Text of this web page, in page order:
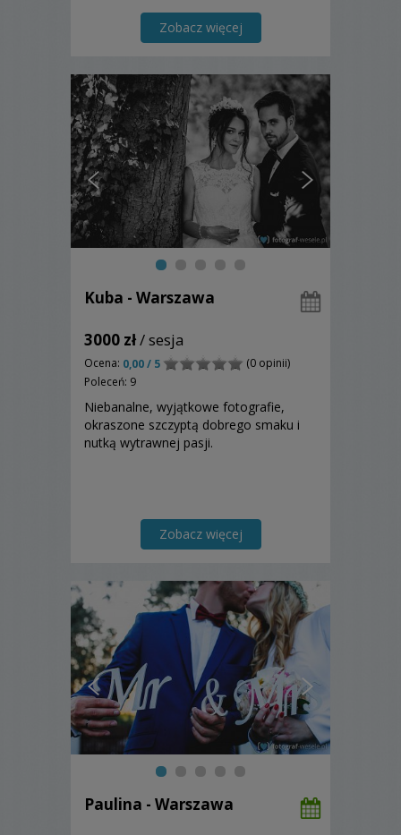
Zobacz więcej
Kuba - Warszawa
3000 zł/ sesja
Ocena: 0,00 / 5
(0 opinii)
Poleceń: 9
Niebanalne, wyjątkowe fotografie,
okraszone szczyptą dobrego smaku i
nutką wytrawnej pasji.
Zobacz więcej
Paulina - Warszawa